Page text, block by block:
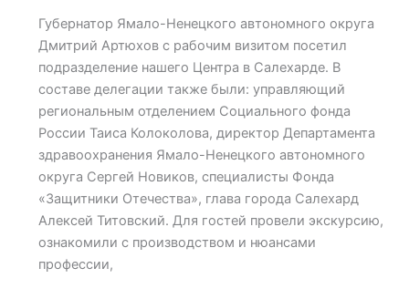
Губернатор Ямало-Ненецкого автономного округа
Дмитрий Артюхов с рабочим визитом посетил
подразделение нашего Центра в Салехарде. В
составе делегации также были: управляющий
региональным отделением Социального фонда
России Таиса Колоколова, директор Департамента
здравоохранения Ямало-Ненецкого автономного
округа Сергей Новиков, специалисты Фонда
«Защитники Отечества», глава города Салехард
Алексей Титовский. Для гостей провели экскурсию,
ознакомили с производством и нюансами
профессии,